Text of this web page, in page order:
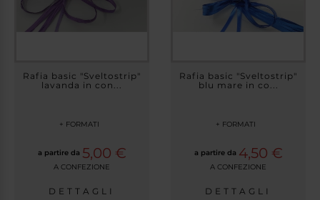
Rafia basic "Sveltostrip"
lavanda in con...
+ FORMATI
a partire da 5,00 €
A CONFEZIONE
DETTAGLI
Rafia basic "Sveltostrip"
blu mare in co...
+ FORMATI
a partire da 4,50 €
A CONFEZIONE
DETTAGLI